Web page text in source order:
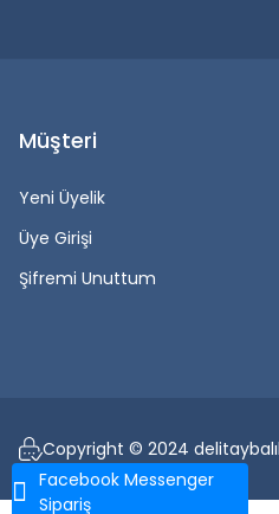
Facebook Messenger
Sipariş
Müşteri
Yeni Üyelik
Üye Girişi
Şifremi Unuttum
Copyright © 2024